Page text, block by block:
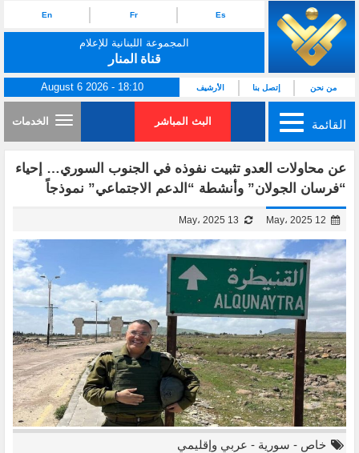
Es
Fr
En
المجموعة اللبنانية للإعلام
قناة المنار
من نحن إتصل بنا الأرشيف August 6 2026 - 18:10
القائمة البث المباشر الخدمات
عن محاولات العدو تثبيت نفوذه في الجنوب السوري… إحياء
“فرسان الجولان” وأنشطة “الدعم الاجتماعي” نموذجاً
12 May، 2025 13 May، 2025
خاص - سورية- عربي وإقليمي